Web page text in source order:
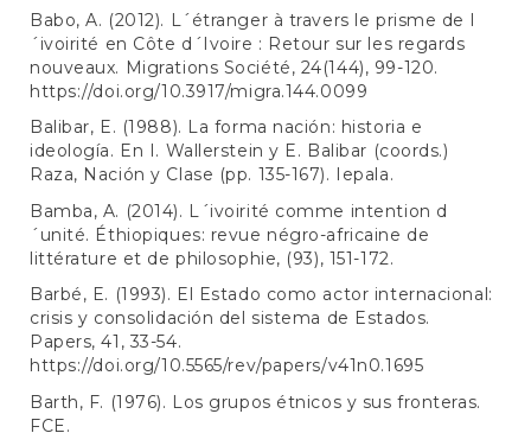
Babo, A. (2012). L´étranger à travers le prisme de l
´ivoirité en Côte d´Ivoire : Retour sur les regards
nouveaux. Migrations Société, 24(144), 99-120.
https://doi.org/10.3917/migra.144.0099
Balibar, E. (1988). La forma nación: historia e
ideología. En I. Wallerstein y E. Balibar (coords.)
Raza, Nación y Clase (pp. 135-167). Iepala.
Bamba, A. (2014). L´ivoirité comme intention d
´unité. Éthiopiques: revue négro-africaine de
littérature et de philosophie, (93), 151-172.
Barbé, E. (1993). El Estado como actor internacional:
crisis y consolidación del sistema de Estados.
Papers, 41, 33-54.
https://doi.org/10.5565/rev/papers/v41n0.1695
Barth, F. (1976). Los grupos étnicos y sus fronteras.
FCE.